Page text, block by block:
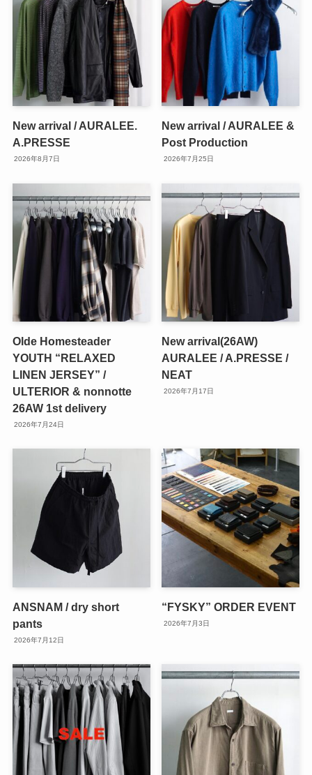
New arrival / AURALEE.
A.PRESSE
2026年8月7日
New arrival / AURALEE &
Post Production
2026年7月25日
Olde Homesteader
YOUTH “RELAXED
LINEN JERSEY” /
ULTERIOR & nonnotte
26AW 1st delivery
2026年7月24日
New arrival(26AW)
AURALEE / A.PRESSE /
NEAT
2026年7月17日
ANSNAM / dry short
pants
2026年7月12日
“FYSKY” ORDER EVENT
2026年7月3日